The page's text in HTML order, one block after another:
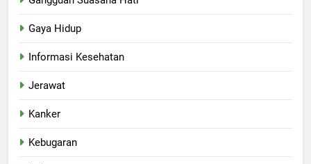
Gaya Hidup
Informasi Kesehatan
Jerawat
Kanker
Kebugaran